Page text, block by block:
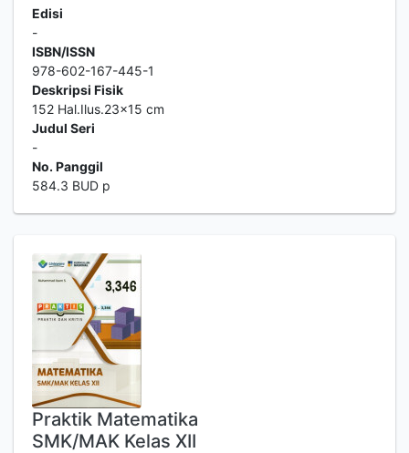
Edisi
-
ISBN/ISSN
978-602-167-445-1
Deskripsi Fisik
152 Hal.Ilus.23x15 cm
Judul Seri
-
No. Panggil
584.3 BUD p
Praktik Matematika
SMK/MAK Kelas XII